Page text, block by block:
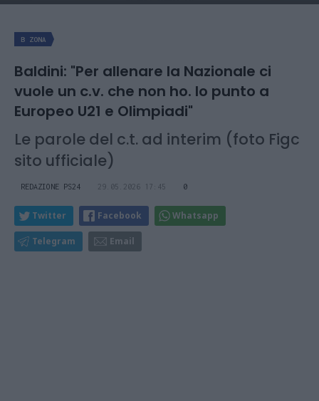
B ZONA
Baldini: "Per allenare la Nazionale ci
vuole un c.v. che non ho. Io punto a
Europeo U21 e Olimpiadi"
Le parole del c.t. ad interim (foto Figc
sito ufficiale)
REDAZIONE PS24 29.05.2026 17:45 0
Twitter Facebook Whatsapp
Telegram Email